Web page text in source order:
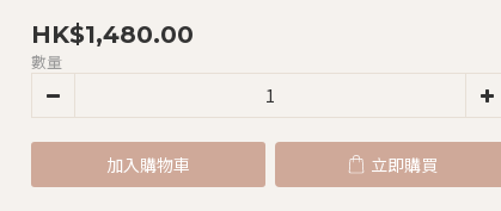
HK$1,480.00
數量
加入購物車 立即購買